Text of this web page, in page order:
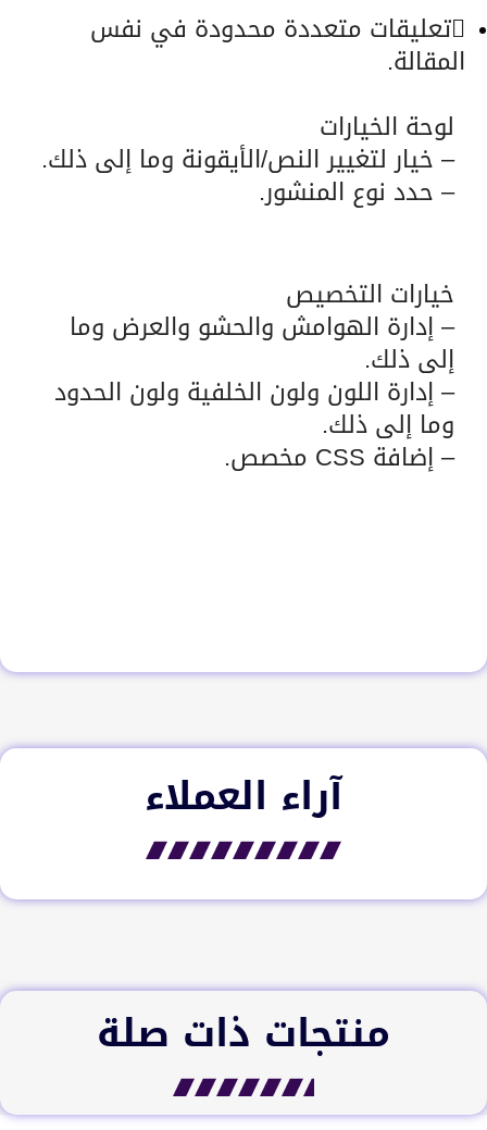
تعليقات متعددة محدودة في نفس
المقالة.
لوحة الخيارات
– خيار لتغيير النص/الأيقونة وما إلى ذلك.
– حدد نوع المنشور.
خيارات التخصيص
– إدارة الهوامش والحشو والعرض وما
إلى ذلك.
– إدارة اللون ولون الخلفية ولون الحدود
وما إلى ذلك.
– إضافة CSS مخصص.
آراء العملاء​
منتجات ذات صلة